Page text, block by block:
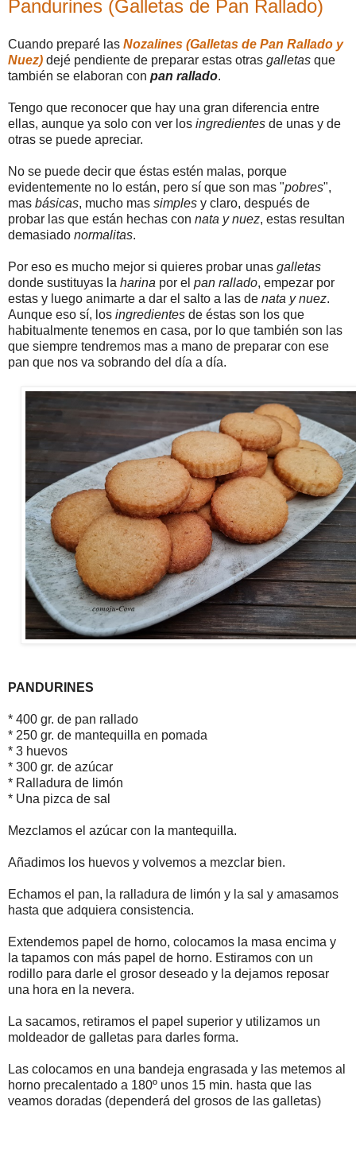
Pandurines (Galletas de Pan Rallado)
Cuando preparé las Nozalines (Galletas de Pan Rallado y
Nuez) dejé pendiente de preparar estas otras galletas que
también se elaboran con pan rallado.
Tengo que reconocer que hay una gran diferencia entre
ellas, aunque ya solo con ver los ingredientes de unas y de
otras se puede apreciar.
No se puede decir que éstas estén malas, porque
evidentemente no lo están, pero sí que son mas "pobres",
mas básicas, mucho mas simples y claro, después de
probar las que están hechas con nata y nuez, estas resultan
demasiado normalitas.
Por eso es mucho mejor si quieres probar unas galletas
donde sustituyas la harina por el pan rallado, empezar por
estas y luego animarte a dar el salto a las de nata y nuez.
Aunque eso sí, los ingredientes de éstas son los que
habitualmente tenemos en casa, por lo que también son las
que siempre tendremos mas a mano de preparar con ese
pan que nos va sobrando del día a día.
PANDURINES
* 400 gr. de pan rallado
* 250 gr. de mantequilla en pomada
* 3 huevos
* 300 gr. de azúcar
* Ralladura de limón
* Una pizca de sal
Mezclamos el azúcar con la mantequilla.
Añadimos los huevos y volvemos a mezclar bien.
Echamos el pan, la ralladura de limón y la sal y amasamos
hasta que adquiera consistencia.
Extendemos papel de horno, colocamos la masa encima y
la tapamos con más papel de horno. Estiramos con un
rodillo para darle el grosor deseado y la dejamos reposar
una hora en la nevera.
La sacamos, retiramos el papel superior y utilizamos un
moldeador de galletas para darles forma.
Las colocamos en una bandeja engrasada y las metemos al
horno precalentado a 180º unos 15 min. hasta que las
veamos doradas (dependerá del grosos de las galletas)